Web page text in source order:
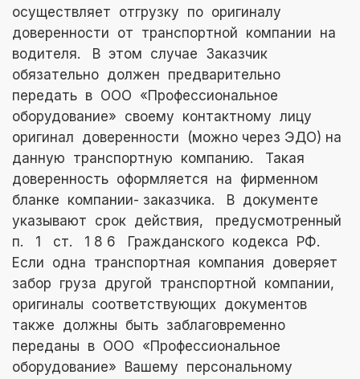
осуществляет отгрузку по оригиналу
доверенности от транспортной компании на
водителя. В этом случае Заказчик
обязательно должен предварительно
передать в ООО «Профессиональное
оборудование» своему контактному лицу
оригинал доверенности (можно через ЭДО) на
данную транспортную компанию. Такая
доверенность оформляется на фирменном
бланке компании- заказчика. В документе
указывают срок действия, предусмотренный
п. 1 ст. 1 8 6 Гражданского кодекса РФ.
Если одна транспортная компания доверяет
забор груза другой транспортной компании,
оригиналы соответствующих документов
также должны быть заблаговременно
переданы в ООО «Профессиональное
оборудование» Вашему персональному